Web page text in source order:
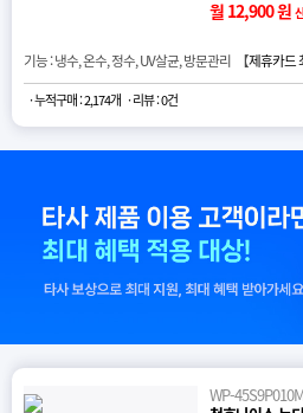
월 12,900 원
기능 : 냉수, 온수, 정수, UV살균, 방문관리 【제휴카드
· 누적구매 : 2,174개 · 리뷰 : 0건
WP-